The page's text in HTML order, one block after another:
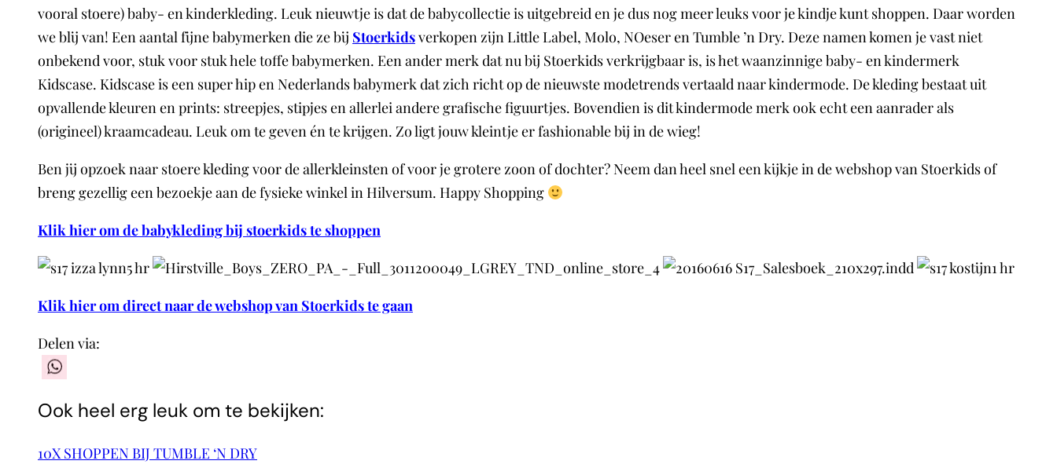
vooral stoere) baby- en kinderkleding. Leuk nieuwtje is dat de babycollectie is uitgebreid en je dus nog meer leuks voor je kindje kunt shoppen. Daar worden
we blij van! Een aantal fijne babymerken die ze bij Stoerkidsverkopen zijn Little Label, Molo, NOeser en Tumble ’n Dry. Deze namen komen je vast niet
onbekend voor, stuk voor stuk hele toffe babymerken. Een ander merk dat nu bij Stoerkids verkrijgbaar is, is het waanzinnige baby- en kindermerk
Kidscase. Kidscase is een super hip en Nederlands babymerk dat zich richt op de nieuwste modetrends vertaald naar kindermode. De kleding bestaat uit
opvallende kleuren en prints: streepjes, stipjes en allerlei andere grafische figuurtjes. Bovendien is dit kindermode merk ook echt een aanrader als
(origineel) kraamcadeau. Leuk om te geven én te krijgen. Zo ligt jouw kleintje er fashionable bij in de wieg!
Ben jij opzoek naar stoere kleding voor de allerkleinsten of voor je grotere zoon of dochter? Neem dan heel snel een kijkje in de webshop van Stoerkids of
breng gezellig een bezoekje aan de fysieke winkel in Hilversum. Happy Shopping
Klik hier om de babykleding bij stoerkids te shoppen
Klik hier om direct naar de webshop van Stoerkids te gaan
Delen via:
Ook heel erg leuk om te bekijken:
10X SHOPPEN BIJ TUMBLE ‘N DRY